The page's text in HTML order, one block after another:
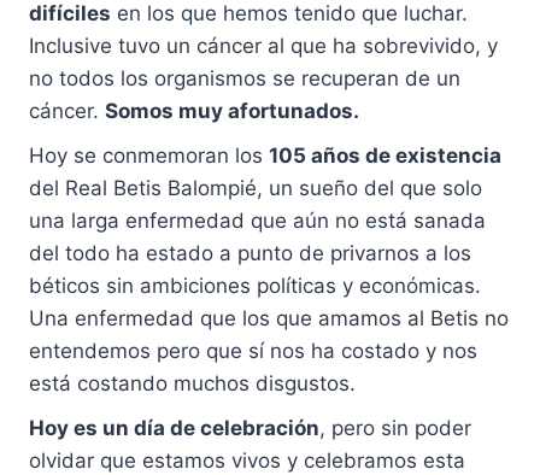
difíciles en los que hemos tenido que luchar.
Inclusive tuvo un cáncer al que ha sobrevivido, y
no todos los organismos se recuperan de un
cáncer. Somos muy afortunados.
Hoy se conmemoran los 105 años de existencia
del Real Betis Balompié, un sueño del que solo
una larga enfermedad que aún no está sanada
del todo ha estado a punto de privarnos a los
béticos sin ambiciones políticas y económicas.
Una enfermedad que los que amamos al Betis no
entendemos pero que sí nos ha costado y nos
está costando muchos disgustos.
Hoy es un día de celebración, pero sin poder
olvidar que estamos vivos y celebramos esta